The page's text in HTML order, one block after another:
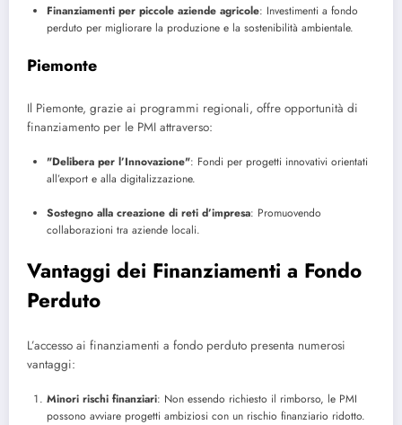
Finanziamenti per piccole aziende agricole: Investimenti a fondo
perduto per migliorare la produzione e la sostenibilità ambientale.
Piemonte
Il Piemonte, grazie ai programmi regionali, offre opportunità di
finanziamento per le PMI attraverso:
"Delibera per l’Innovazione": Fondi per progetti innovativi orientati
all’export e alla digitalizzazione.
Sostegno alla creazione di reti d’impresa: Promuovendo
collaborazioni tra aziende locali.
Vantaggi dei Finanziamenti a Fondo
Perduto
L’accesso ai finanziamenti a fondo perduto presenta numerosi
vantaggi:
Minori rischi finanziari: Non essendo richiesto il rimborso, le PMI
possono avviare progetti ambiziosi con un rischio finanziario ridotto.